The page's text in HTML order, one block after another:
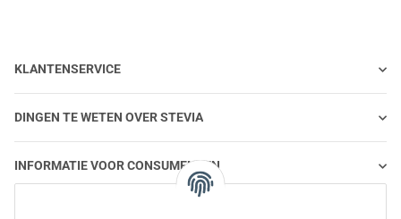
KLANTENSERVICE
DINGEN TE WETEN OVER STEVIA
INFORMATIE VOOR CONSUMENTEN